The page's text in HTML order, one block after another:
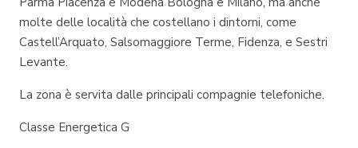
molte delle località che costellano i dintorni, come
Castell’Arquato, Salsomaggiore Terme, Fidenza, e Sestri
Levante.
La zona è servita dalle principali compagnie telefoniche.
Classe Energetica G